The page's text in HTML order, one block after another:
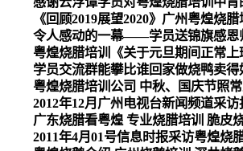
令人感动的一幕——学员送锦旗感恩
粤煌烧腊培训《关于元旦期间正常上
学员交流群能攀比谁回家做烧鸭卖得
粤煌烧腊培训公司 中秋、国庆节照
2012年12月广州电视台新闻频道采
广东烧腊看粤煌 专业烧腊培训 脆皮
2011年4月01号信息时报采访粤煌烧